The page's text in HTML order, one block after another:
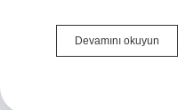
Devamını okuyun